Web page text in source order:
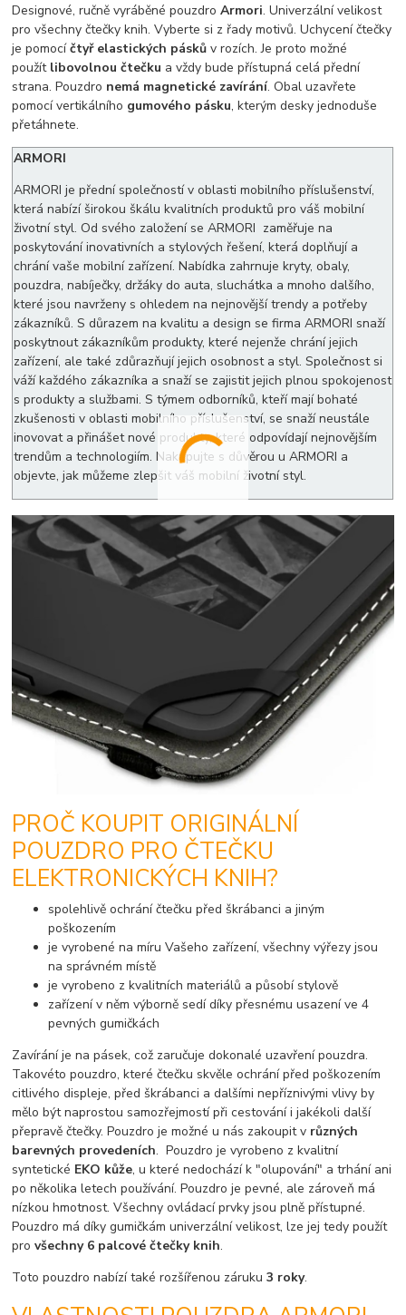
Designové, ručně vyráběné pouzdroArmori. Univerzální velikost
pro všechny čtečky knih. Vyberte si z řady motivů. Uchycení čtečky
je pomocíčtyř elastických páskův rozích. Je proto možné
použít libovolnou čtečku a vždy bude přístupná celá přední
strana. Pouzdro nemá magnetické zavírání. Obal uzavřete
pomocí vertikálního gumového pásku, kterým desky jednoduše
přetáhnete.
ARMORI
ARMORI je přední společností v oblasti mobilního příslušenství,
která nabízí širokou škálu kvalitních produktů pro váš mobilní
životní styl. Od svého založení se ARMORI zaměřuje na
poskytování inovativních a stylových řešení, která doplňují a
chrání vaše mobilní zařízení. Nabídka zahrnuje kryty, obaly,
pouzdra, nabíječky, držáky do auta, sluchátka a mnoho dalšího,
které jsou navrženy s ohledem na nejnovější trendy a potřeby
zákazníků. S důrazem na kvalitu a design se firma ARMORI snaží
poskytnout zákazníkům produkty, které nejenže chrání jejich
zařízení, ale také zdůrazňují jejich osobnost a styl. Společnost si
váží každého zákazníka a snaží se zajistit jejich plnou spokojenost
s produkty a službami. S týmem odborníků, kteří mají bohaté
zkušenosti v oblasti mobilního příslušenství, se snaží neustále
inovovat a přinášet nové produkty, které odpovídají nejnovějším
trendům a technologiím. Nakupujte s důvěrou u ARMORI a
objevte, jak můžeme zlepšit váš mobilní životní styl.
PROČ KOUPIT ORIGINÁLNÍ
POUZDRO PRO ČTEČKU
ELEKTRONICKÝCH KNIH?
spolehlivě ochrání čtečku před škrábanci a jiným
poškozením
je vyrobené na míru Vašeho zařízení, všechny výřezy jsou
na správném místě
je vyrobeno z kvalitních materiálů a působí stylově
zařízení v něm výborně sedí díky přesnému usazení ve 4
pevných gumičkách
Zavírání je na pásek, což zaručuje dokonalé uzavření pouzdra.
Takovéto pouzdro, které čtečku skvěle ochrání před poškozením
citlivého displeje, před škrábanci a dalšími nepříznivými vlivy by
mělo být naprostou samozřejmostí při cestování i jakékoli další
přepravě čtečky. Pouzdro je možné u nás zakoupit v různých
barevných provedeních. Pouzdro je vyrobeno z kvalitní
syntetické EKO kůže, u které nedochází k "olupování" a trhání ani
po několika letech používání. Pouzdro je pevné, ale zároveň má
nízkou hmotnost. Všechny ovládací prvky jsou plně přístupné.
Pouzdro má díky gumičkám univerzální velikost, lze jej tedy použít
provšechny 6 palcové čtečky knih.
Toto pouzdro nabízí také rozšířenou záruku3 roky.